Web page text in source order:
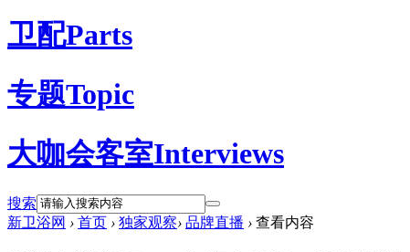
卫配Parts
专题Topic
大咖会客室Interviews
搜索
新卫浴网 › 首页 › 独家观察› 品牌直播 › 查看内容